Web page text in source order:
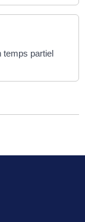
temps partiel